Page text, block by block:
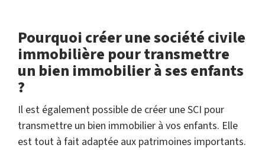
Pourquoi créer une société civile
immobilière pour transmettre
un bien immobilier à ses enfants
?
Il est également possible de créer une SCI pour
transmettre un bien immobilier à vos enfants. Elle
est tout à fait adaptée aux patrimoines importants.